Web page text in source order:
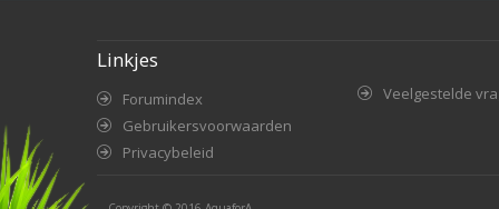
Linkjes
Forumindex
Gebruikersvoorwaarden
Privacybeleid
Veelgestelde